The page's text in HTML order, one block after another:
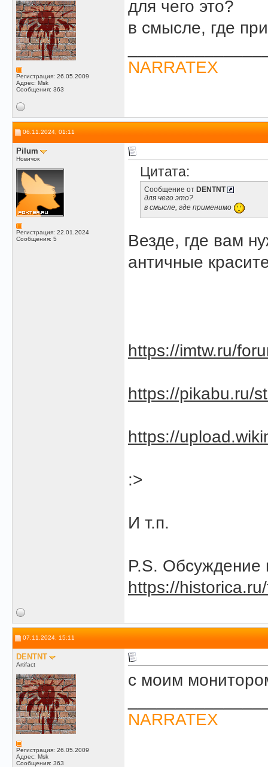
Регистрация: 26.05.2009
Адрес: Msk
Сообщения: 363
для чего это?
в смысле, где
NARRATEX
06.11.2024, 01:11
Pilum
Новичок
Регистрация: 22.01.2024
Сообщения: 5
Цитата:
Сообщение от DENTNT
для чего это?
в смысле, где применимо
Везде, где вам
античные
https://imtw.ru/
https://pikabu.ru/
https://
:>
И т.п.
P.S. Обсуждение
https://
07.11.2024, 15:11
DENTNT
Artifact
Регистрация: 26.05.2009
Адрес: Msk
Сообщения: 363
с моим
NARRATEX